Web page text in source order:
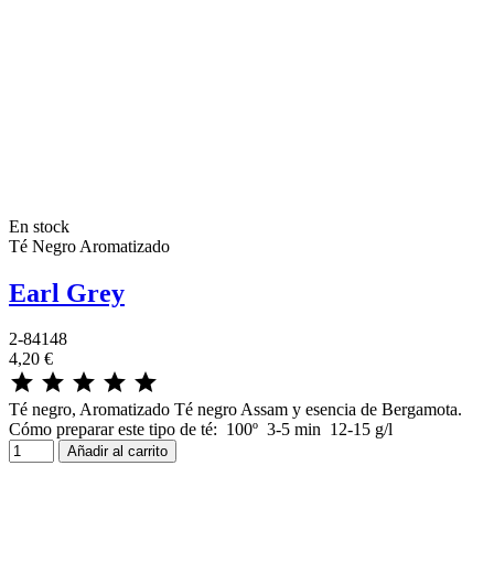
En stock
Té Negro Aromatizado
Earl Grey
2-84148
4,20 €
    
Té negro, Aromatizado Té negro Assam y esencia de Bergamota.
Cómo preparar este tipo de té: 100º 3-5 min 12-15 g/l
Añadir al carrito